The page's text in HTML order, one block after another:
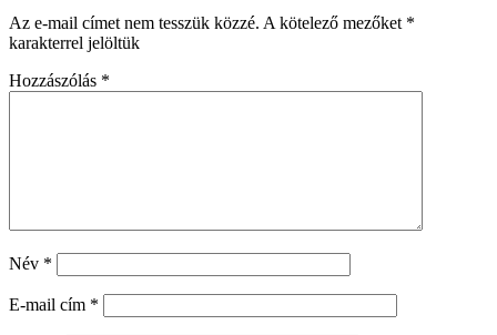
Az e-mail címet nem tesszük közzé. A kötelező mezőket *
karakterrel jelöltük
Hozzászólás *
Név *
E-mail cím *